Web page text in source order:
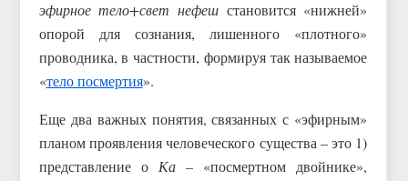
эфирное тело+свет нефеш становится «нижней»
опорой для сознания, лишенного «плотного»
проводника, в частности, формируя так называемое
«тело посмертия».
Еще два важных понятия, связанных с «эфирным»
планом проявления человеческого существа – это 1)
представление о Ка– «посмертном двойнике»,